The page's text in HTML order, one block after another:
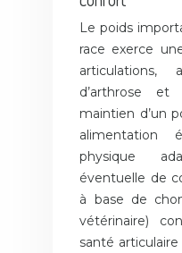
Le poids
race exerce
articulations,
d’arthrose et
maintien d’un
alimentation
physique
éventuelle de
à base de
vétérinaire)
santé